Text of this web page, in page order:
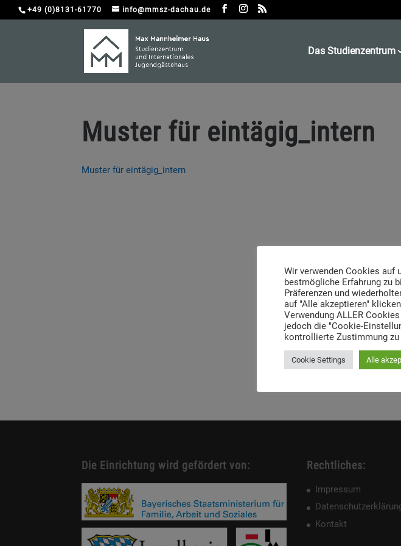
+49 (0)8131-61770 info@mmsz-dachau.de
Das Studienzentrum
Muster für eintägig_intern
Muster für eintägig_intern
Die Einrichtung wird gefördert von: Rechtliches:
Impressum
Kontakt
Wir verwenden Cookies auf
bestmögliche Erfahrung zu
Präferenzen und
auf "Alle akzeptieren"
Verwendung ALLER
jedoch die "Cookie-
kontrollierte Zustimmung zu
Cookie Settings Alle